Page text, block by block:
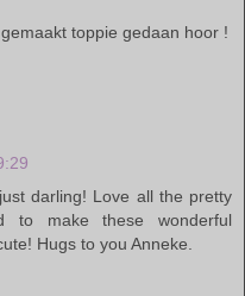
toppie gedaan hoor !
darling! Love all the pretty
to make these wonderful
Hugs to you Anneke.